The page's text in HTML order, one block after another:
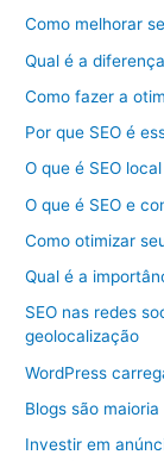
Como melhorar
Qual é a
Como fazer a
Por que SEO é
O que é SEO
O que é SEO e
Como otimizar
Qual é a
SEO nas redes
geolocalização
WordPress
Blogs são
Investir em